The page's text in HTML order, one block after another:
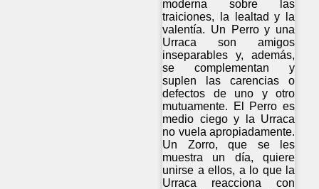
moderna sobre las
traiciones, la lealtad y la
valentía. Un Perro y una
Urraca son amigos
inseparables y, además,
se complementan y
suplen las carencias o
defectos de uno y otro
mutuamente. El Perro es
medio ciego y la Urraca
no vuela apropiadamente.
Un Zorro, que se les
muestra un día, quiere
unirse a ellos, a lo que la
Urraca reacciona con